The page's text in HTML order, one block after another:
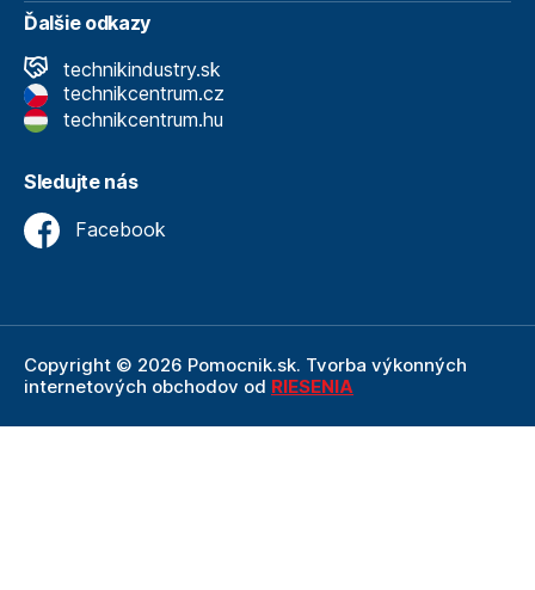
Ďalšie odkazy
technikindustry.sk
technikcentrum.cz
technikcentrum.hu
Sledujte nás
Facebook
Copyright © 2026 Pomocnik.sk. Tvorba výkonných
internetových obchodov od RIESENIA